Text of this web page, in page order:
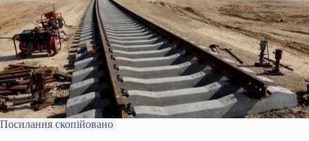
Посилання скопійовано